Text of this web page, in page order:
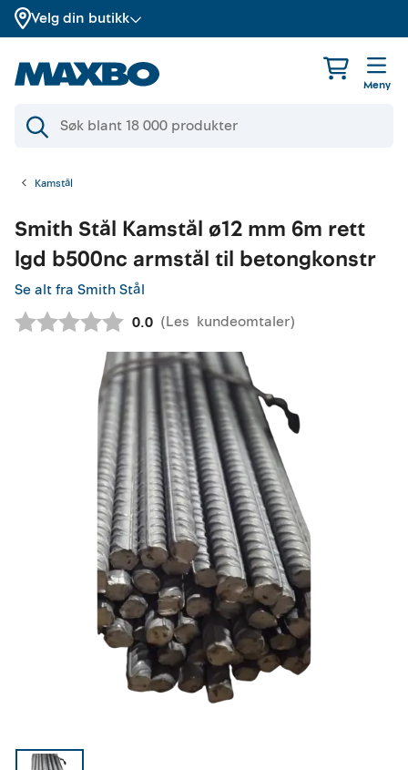
Velg din butikk
Meny
Kamstål
Smith Stål Kamstål ø12 mm 6m rett
lgd b500nc armstål til betongkonstr
Se alt fra Smith Stål
Gjennomsnittskarakter:
0.0 (Les kundeomtaler)